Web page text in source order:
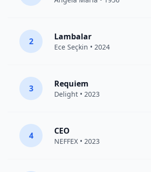
2 Lambalar
Ece Seçkin • 2024
3 Requiem
Delight • 2023
4 CEO
NEFFEX • 2023